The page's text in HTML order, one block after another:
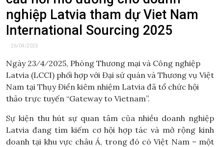
nghiệp Latvia tham dự Viet Nam
International Sourcing 2025
26/04/2025
Ngày 23⁄4⁄2025, Phòng Thương mại và Công nghiệp
Latvia (LCCI) phối hợp với Đại sứ quán và Thương vụ Việt
Nam tại Thụy Điển kiêm nhiệm Latvia đã tổ chức hội
thảo trực tuyến “Gateway to Vietnam”.
Sự kiện thu hút sự quan tâm của nhiều doanh nghiệp
Latvia đang tìm kiếm cơ hội hợp tác và mở rộng kinh
doanh tại khu vực châu Á, trong đó có Việt Nam – một